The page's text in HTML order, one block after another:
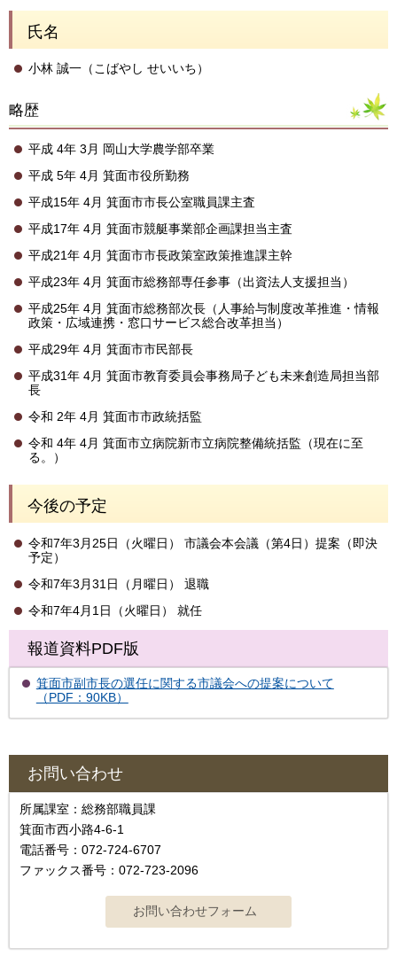
氏名
小林 誠一（こばやし せいいち）
略歴
平成 4年 3月 岡山大学農学部卒業
平成 5年 4月 箕面市役所勤務
平成15年 4月 箕面市市長公室職員課主査
平成17年 4月 箕面市競艇事業部企画課担当主査
平成21年 4月 箕面市市長政策室政策推進課主幹
平成23年 4月 箕面市総務部専任参事（出資法人支援担当）
平成25年 4月 箕面市総務部次長（人事給与制度改革推進・情報
政策・広域連携・窓口サービス総合改革担当）
平成29年 4月 箕面市市民部長
平成31年 4月 箕面市教育委員会事務局子ども未来創造局担当部
長
令和 2年 4月 箕面市市政統括監
令和 4年 4月 箕面市立病院新市立病院整備統括監（現在に至
る。）
今後の予定
令和7年3月25日（火曜日） 市議会本会議（第4日）提案（即決
予定）
令和7年3月31日（月曜日） 退職
令和7年4月1日（火曜日） 就任
報道資料PDF版
箕面市副市長の選任に関する市議会への提案について
（PDF：90KB）
お問い合わせ
所属課室：総務部職員課
箕面市西小路4‐6‐1
電話番号：072-724-6707
ファックス番号：072-723-2096